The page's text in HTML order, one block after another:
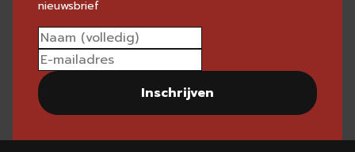
nieuwsbrief
Inschrijven